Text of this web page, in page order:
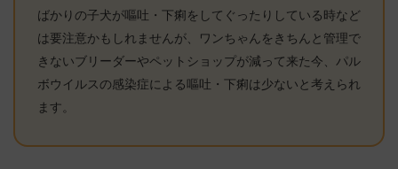
ばかりの子犬が嘔吐・下痢をしてぐったりしている時など
は要注意かもしれませんが、ワンちゃんをきちんと管理で
きないブリーダーやペットショップが減って来た今、パル
ボウイルスの感染症による嘔吐・下痢は少ないと考えられ
ます。